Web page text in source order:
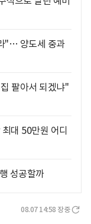
"… 양도세 중과
팔아서 되겠냐"
대 50만원 어디
성공할까
08.07 14:58 장중